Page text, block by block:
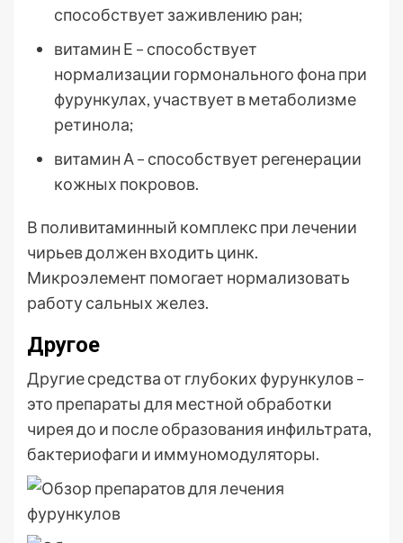
способствует заживлению ран;
витамин Е – способствует
нормализации гормонального фона при
фурункулах, участвует в метаболизме
ретинола;
витамин А – способствует регенерации
кожных покровов.
В поливитаминный комплекс при лечении
чирьев должен входить цинк.
Микроэлемент помогает нормализовать
работу сальных желез.
Другое
Другие средства от глубоких фурункулов –
это препараты для местной обработки
чирея до и после образования инфильтрата,
бактериофаги и иммуномодуляторы.